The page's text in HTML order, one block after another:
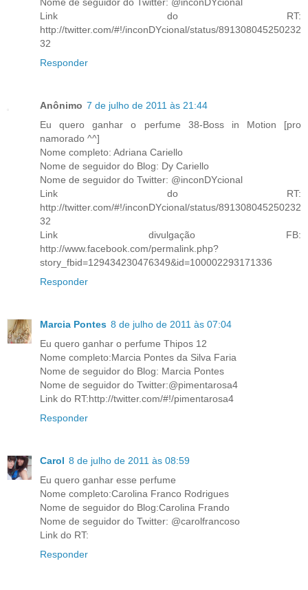
Link do RT:
http://twitter.com/#!/inconDYcional/status/891308045250232
32
Responder
Anônimo 7 de julho de 2011 às 21:44
Eu quero ganhar o perfume 38-Boss in Motion [pro
namorado ^^]
Nome completo: Adriana Cariello
Nome de seguidor do Blog: Dy Cariello
Nome de seguidor do Twitter: @inconDYcional
Link do RT:
http://twitter.com/#!/inconDYcional/status/891308045250232
32
Link divulgação FB:
http://www.facebook.com/permalink.php?
story_fbid=129434230476349&id=100002293171336
Responder
Marcia Pontes 8 de julho de 2011 às 07:04
Eu quero ganhar o perfume Thipos 12
Nome completo:Marcia Pontes da Silva Faria
Nome de seguidor do Blog: Marcia Pontes
Nome de seguidor do Twitter:@pimentarosa4
Link do RT:http://twitter.com/#!/pimentarosa4
Responder
Carol 8 de julho de 2011 às 08:59
Eu quero ganhar esse perfume
Nome completo:Carolina Franco Rodrigues
Nome de seguidor do Blog:Carolina Frando
Nome de seguidor do Twitter: @carolfrancoso
Link do RT:
Responder